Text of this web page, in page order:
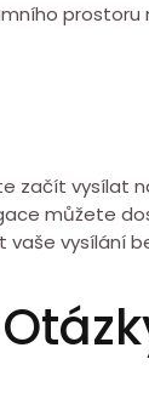
začít vysílat
můžete
vysílání